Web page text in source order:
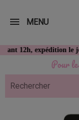
Pour
expédition le jour
MENU